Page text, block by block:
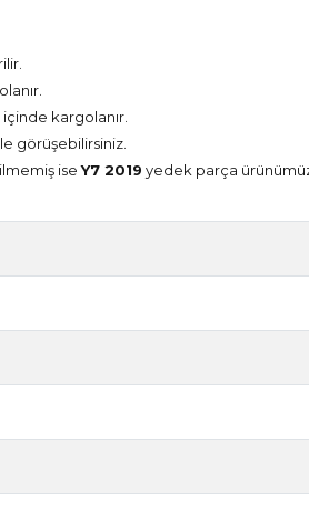
kargolanır.
görüşebilirsiniz.
iseY7 2019 yedek parça